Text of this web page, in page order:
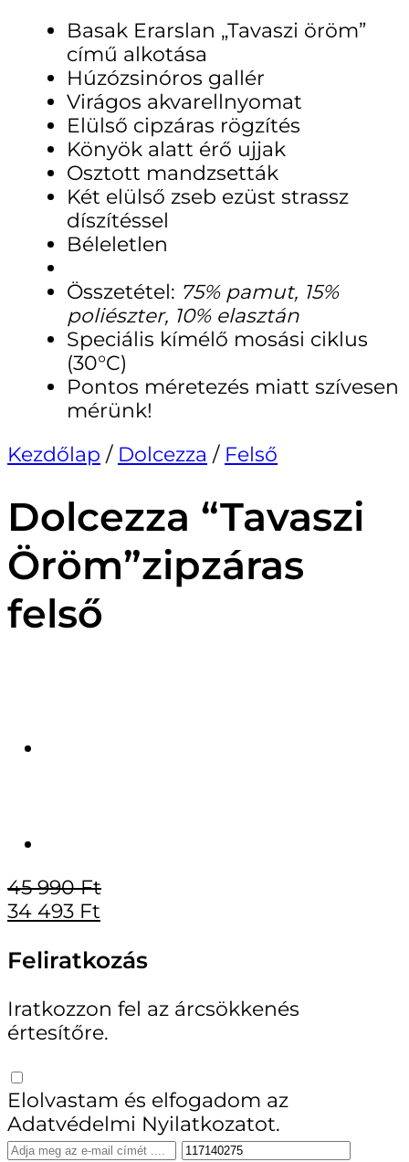
Basak Erarslan „Tavaszi öröm”
című alkotása
Húzózsinóros gallér
Virágos akvarellnyomat
Elülső cipzáras rögzítés
Könyök alatt érő ujjak
Osztott mandzsetták
Két elülső zseb ezüst strassz
díszítéssel
Béleletlen
Összetétel: 75% pamut, 15%
poliészter, 10% elasztán
Speciális kímélő mosási ciklus
(30°C)
Pontos méretezés miatt szívesen
mérünk!
Kezdőlap / Dolcezza / Felső
Dolcezza “Tavaszi
Öröm”zipzáras
felső
45 990Ft
34 493 Ft
Feliratkozás
Iratkozzon fel az árcsökkenés
értesítőre.
Elolvastam és elfogadom az
Adatvédelmi Nyilatkozatot.